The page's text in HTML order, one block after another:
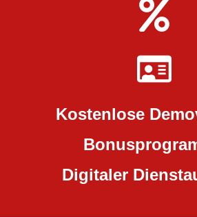
Kostenlose
Digitaler